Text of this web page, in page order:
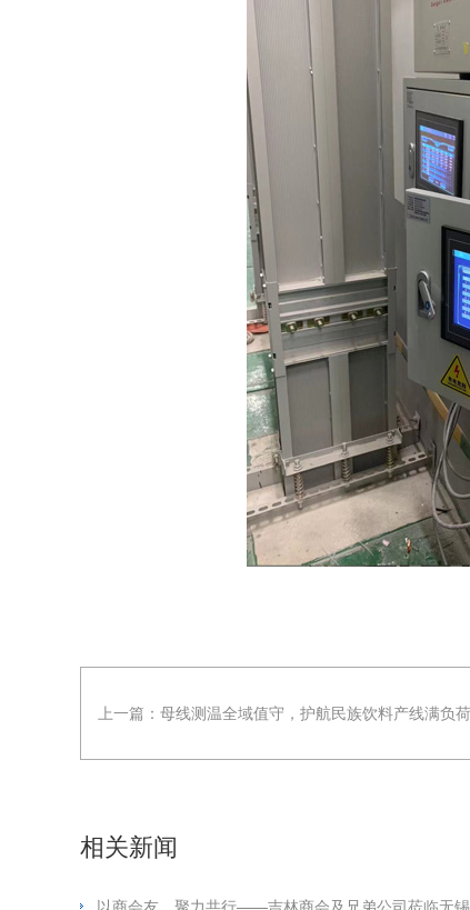
上一篇： 母线测温全域值守，护航民族饮料产线满负
相关新闻
以商会友，聚力共行——吉林商会及兄弟公司莅临无